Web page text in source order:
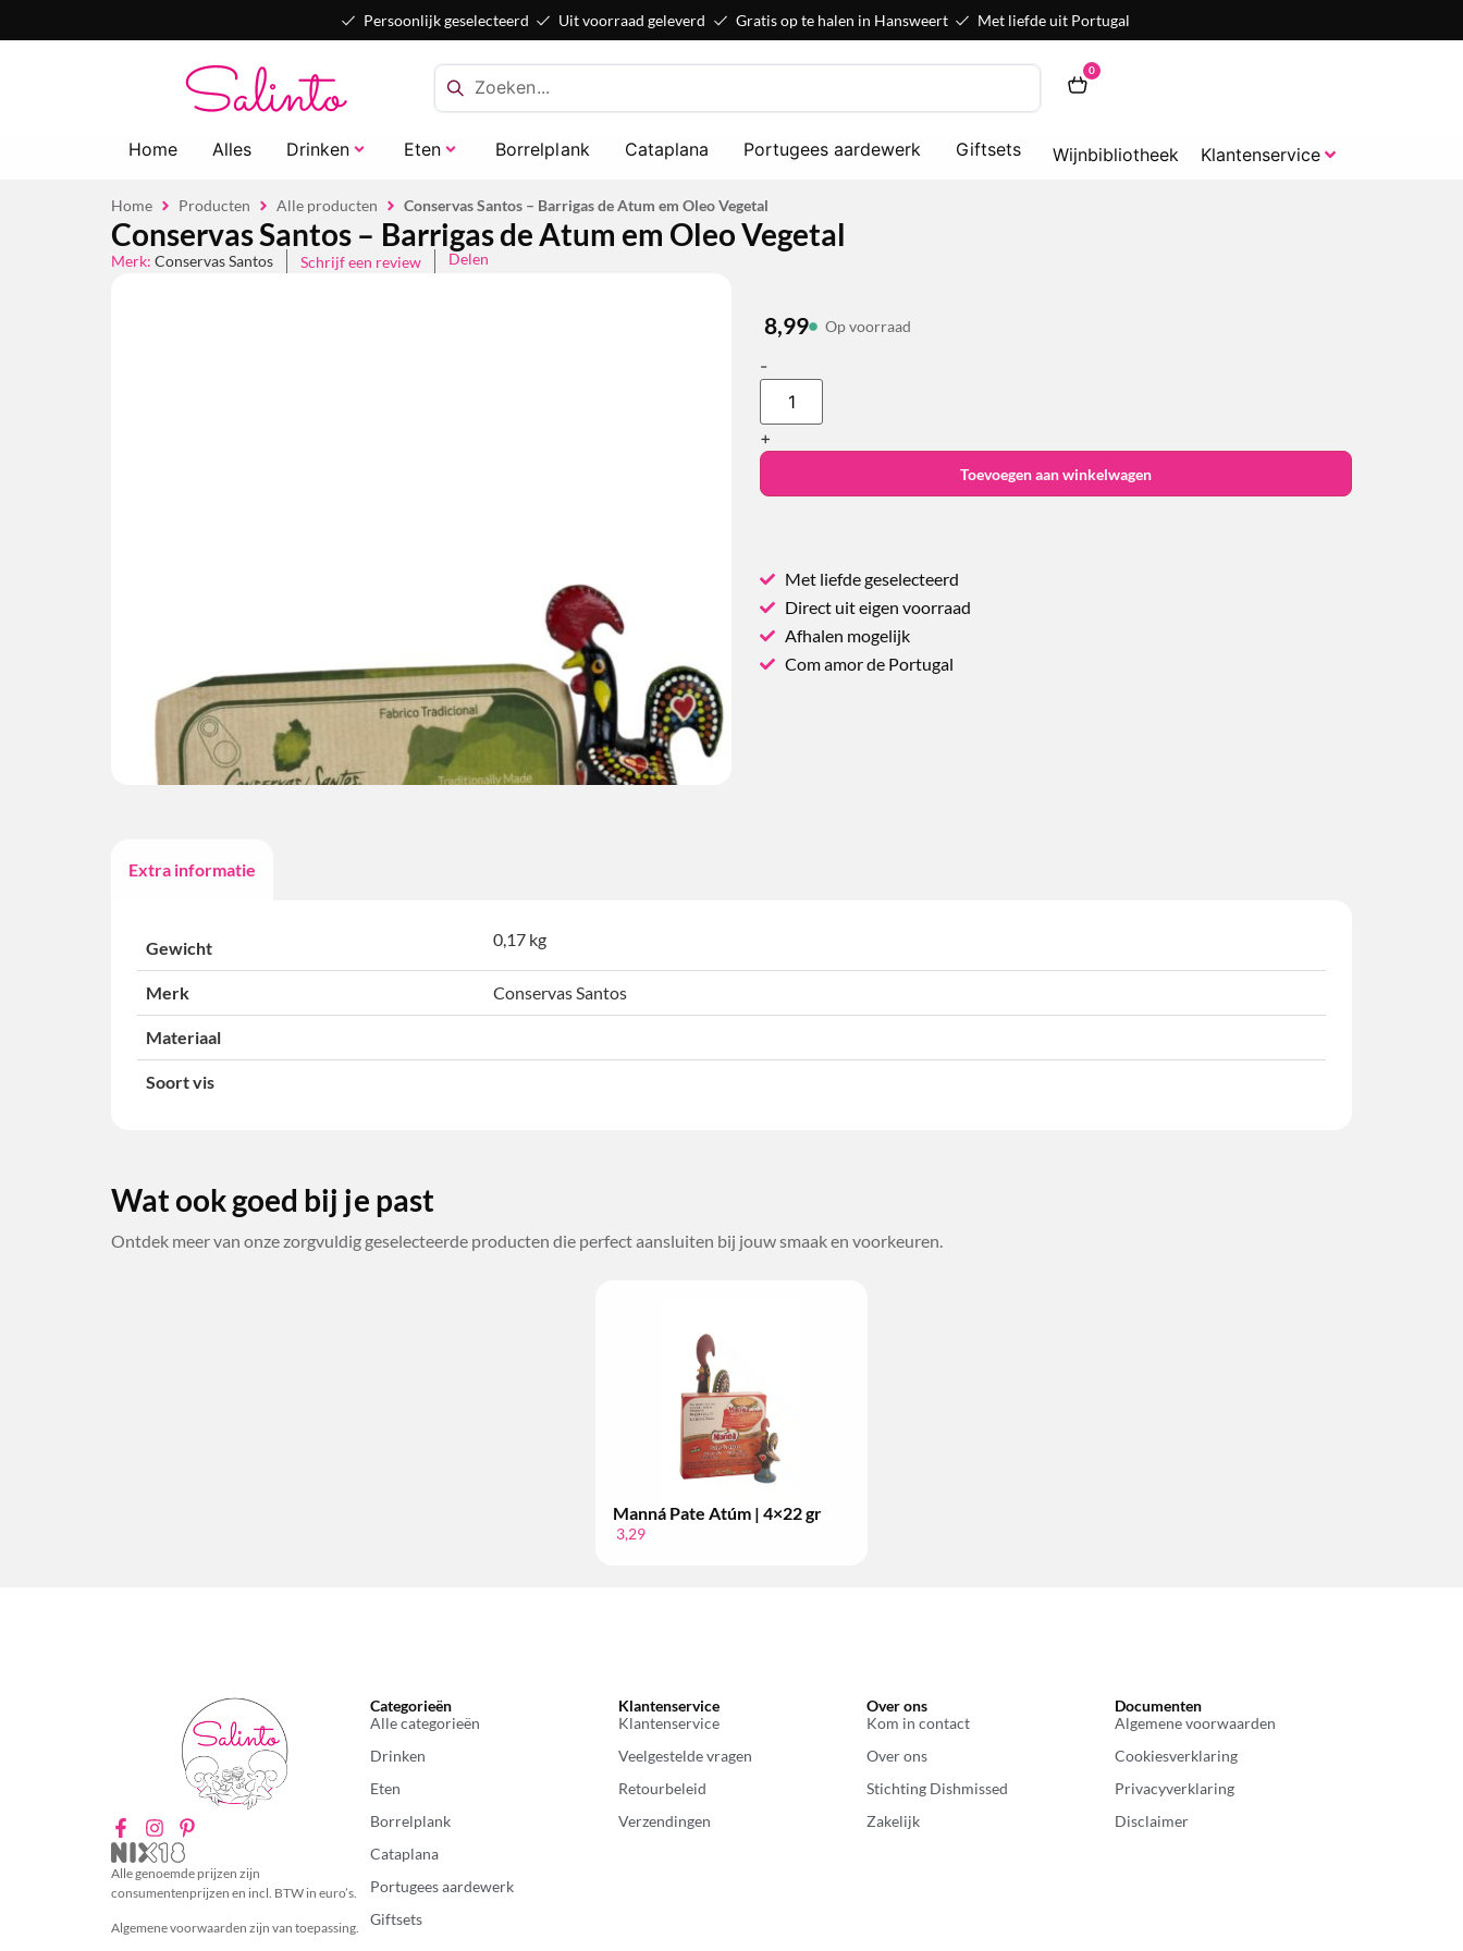
Persoonlijk geselecteerd Uit voorraad geleverd Gratis op te halen in Hansweert Met liefde uit Portugal
0
Home Alles Drinken Eten Borrelplank Cataplana Portugees aardewerk Giftsets Wijnbibliotheek Klantenservice
Home Producten Alle producten Conservas Santos – Barrigas de Atum em Oleo Vegetal
Conservas Santos – Barrigas de Atum em Oleo Vegetal
Merk: Conservas Santos Schrijf een review Delen
8,99 Op voorraad
-
+
Toevoegen aan winkelwagen
Met liefde geselecteerd
Direct uit eigen voorraad
Afhalen mogelijk
Com amor de Portugal
Extra informatie
Gewicht 0,17 kg
Merk Conservas Santos
Materiaal
Soort vis
Wat ook goed bij je past
Ontdek meer van onze zorgvuldig geselecteerde producten die perfect aansluiten bij jouw smaak en voorkeuren.
Manná Pate Atúm | 4×22 gr
3,29
Alle genoemde prijzen zijn
consumentenprijzen en incl. BTW in euro’s.
Algemene voorwaarden zijn van toepassing.
Categorieën
Alle categorieën
Drinken
Eten
Borrelplank
Cataplana
Portugees aardewerk
Giftsets
Klantenservice
Klantenservice
Veelgestelde vragen
Retourbeleid
Verzendingen
Over ons
Kom in contact
Over ons
Stichting Dishmissed
Zakelijk
Documenten
Algemene voorwaarden
Cookiesverklaring
Privacyverklaring
Disclaimer